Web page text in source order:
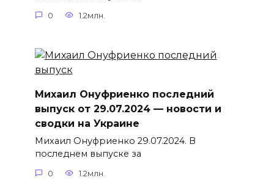
0 1.2млн.
Михаил Онуфриенко последний
выпуск от 29.07.2024 — новости и
сводки на Украине
Михаил Онуфриенко 29.07.2024. В
последнем выпуске за
0 1.2млн.